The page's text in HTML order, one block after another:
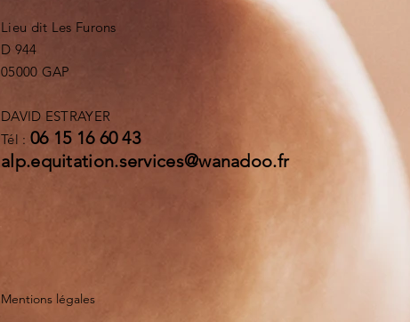
Lieu dit Les Furons
D 944
05000 GAP
DAVID ESTRAYER
Tél : 06 15 16 60 43
alp.equitation.services@wanadoo.fr
Mentions légales